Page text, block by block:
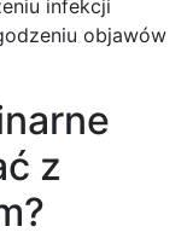
infekcji
objawów
z